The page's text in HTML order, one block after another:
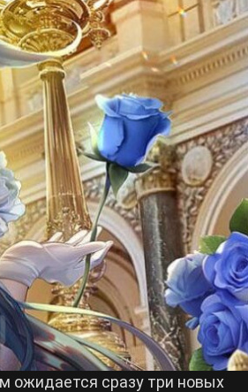
ожидается сразу три новых